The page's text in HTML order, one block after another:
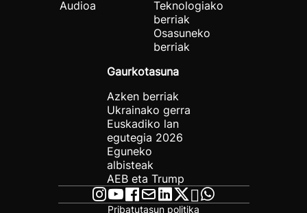
Audioa
Teknologiako
berriak
Osasuneko
berriak
Gaurkotasuna
Azken berriak
Ukrainako gerra
Euskadiko lan
egutegia 2026
Eguneko
albisteak
AEB eta Trump
Pribatutasun politika